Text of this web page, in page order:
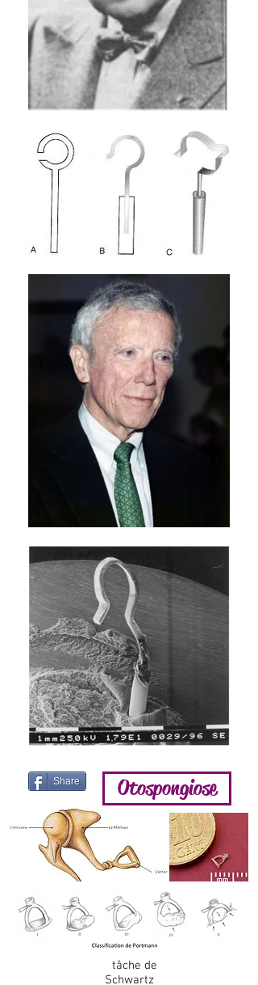
Share Otospongiose
tâche de
Schwartz